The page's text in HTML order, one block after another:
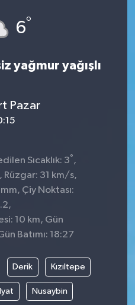
6°
yağmur yağışlı
Pazar
Sıcaklık: 3° ,
Rüzgar: 31 km/s,
Çiy Noktası:
10 km, Gün
Batımı: 18:27
Derik Kızıltepe
Nusaybin